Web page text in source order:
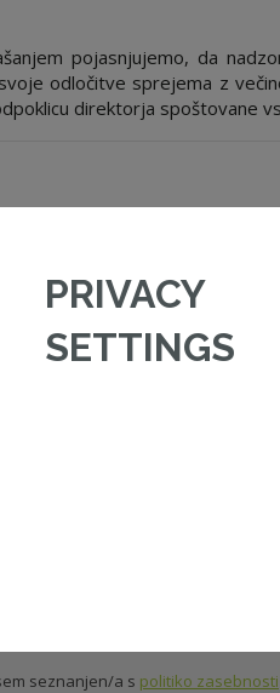
pojasnjujemo, da
odločitve sprejema z
direktorja spoštovane
na voljo samo članom ZNS.
Prijava v moj ZNS
celoten
prenos dveh celotnih
seznanjen/a s politiko zasebnosti
PRIVACY
SETTINGS